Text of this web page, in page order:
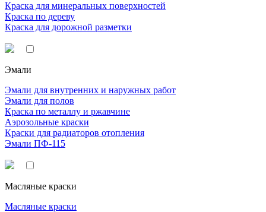
Краска для минеральных поверхностей
Краска по дереву
Краска для дорожной разметки
Эмали
Эмали для внутренних и наружных работ
Эмали для полов
Краска по металлу и ржавчине
Аэрозольные краски
Краски для радиаторов отопления
Эмали ПФ-115
Масляные краски
Масляные краски